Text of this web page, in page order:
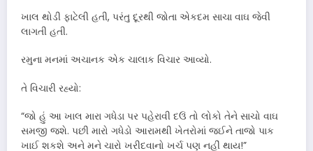
ખાલ થોડી ફાટેલી હતી, પરંતુ દૂરથી જોતા એકદમ સાચા વાઘ જેવી
લાગતી હતી.
રમુના મનમાં અચાનક એક ચાલાક વિચાર આવ્યો.
તે વિચારી રહ્યો:
“જો હું આ ખાલ મારા ગધેડા પર પહેરાવી દઉં તો લોકો તેને સાચો વાઘ
સમજી જશે. પછી મારો ગધેડો આરામથી ખેતરોમાં જઈને તાજો પાક
ખાઈ શકશે અને મને ચારો ખરીદવાનો ખર્ચ પણ નહીં થાય!”